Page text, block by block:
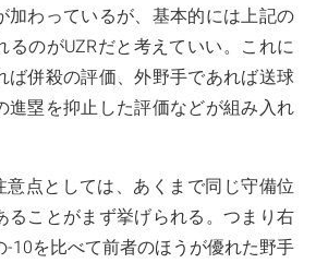
加わっているが、基本的には上記の
るのがUZRだと考えていい。これに
ば併殺の評価、外野手であれば送球
進塁を抑止した評価などが組み入れ
意点としては、あくまで同じ守備位
ることがまず挙げられる。つまり右
-10を比べて前者のほうが優れた野手